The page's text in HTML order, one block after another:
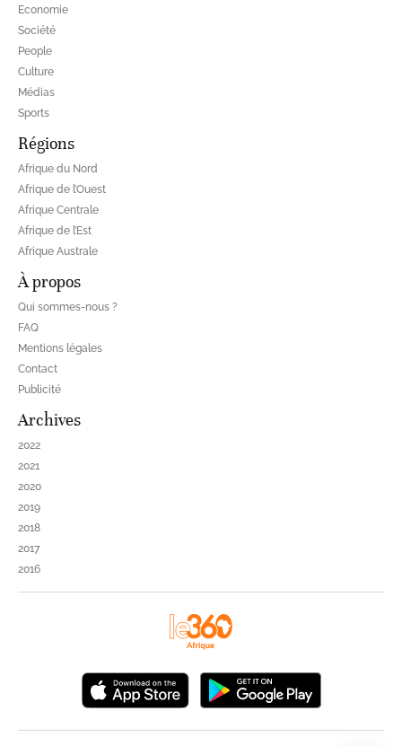
Economie
Société
People
Culture
Médias
Sports
Régions
Afrique du Nord
Afrique de l’Ouest
Afrique Centrale
Afrique de l’Est
Afrique Australe
À propos
Qui sommes-nous ?
FAQ
Mentions légales
Contact
Publicité
Archives
2022
2021
2020
2019
2018
2017
2016